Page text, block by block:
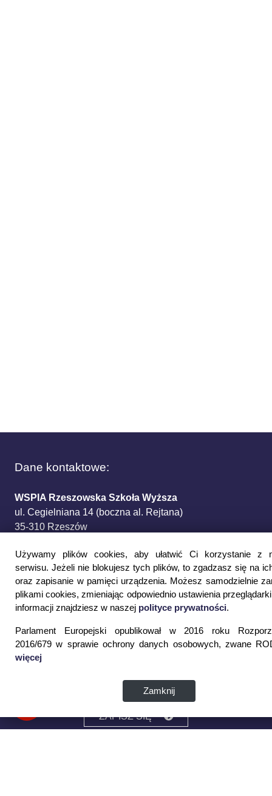
Używamy plików cookies, aby ułatwić Ci korzystanie z
serwisu. Jeżeli nie blokujesz tych plików, to zgadzasz się na
oraz zapisanie w pamięci urządzenia. Możesz samodzielnie
plikami cookies, zmieniając odpowiednio ustawienia
informacji znajdziesz w naszej polityce prywatności.
Parlament Europejski opublikował w 2016 roku
2016/679 w sprawie ochrony danych osobowych, zwane
więcej
Zamknij
Dane kontaktowe:
WSPIA Rzeszowska Szkoła Wyższa
ul. Cegielniana 14 (boczna al. Rejtana)
35-310 Rzeszów
email:sekretariat.r@wspia.eu
Newsletter:
informacje z WSPiA
Wyrażam zgodę na przetwarzanie moich danych
ZAPISZ SIĘ